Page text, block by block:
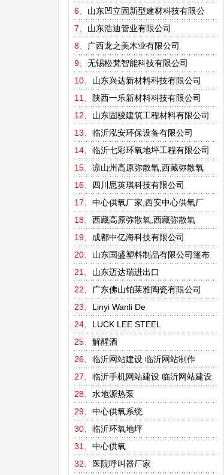
6、 山东凹立固新型建材科技有限公
7、 山东浩迪管业有限公司
8、
广西龙之美木业有限公司
9、 无锡松梵智能科技有限公司
10、 山东兴达新材料科技有限公司
11、
陕西一乐新材料科技有限公司
12、 山东固骏建筑工程材料有限公司
13、 临沂泓安环保设备有限公司
14、 临沂七彩环氧地坪工程有限公司
15、 凉山州高原弥散氧,西藏弥散氧
16、 四川思英琪科技有限公司
17、 中心供氧厂家,西安中心供氧厂
18、 西藏高原弥散氧,西藏弥散氧
19、 成都中亿海科技有限公司
20、 山东国盛塑料制品有限公司篷布
21、 山东迈达瑞进出口
22、
广东佛山铂莱雅陶瓷有限公司
23、 Linyi Wanli De
24、 LUCK LEE STEEL
25、 解醒酒
26、 临沂网站建设 临沂网站制作
27、 临沂手机网站建设 临沂网站建设
28、 水地源热泵
29、 中心供氧系统
30、 临沂环氧地坪
31、 中心供氧
32、
医院呼叫器厂家